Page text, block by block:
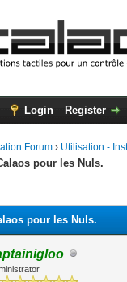
Login Register
Forum › Utilisation -
pour les Nuls.
pour les Nuls.